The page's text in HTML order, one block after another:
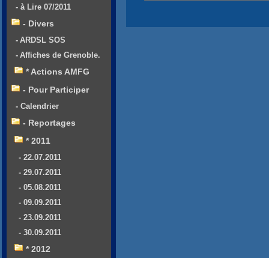
- à Lire 07/2011
- Divers
- ARDSL SOS
- Affiches de Grenoble.
* Actions AMFG
- Pour Participer
- Calendrier
- Reportages
* 2011
- 22.07.2011
- 29.07.2011
- 05.08.2011
- 09.09.2011
- 23.09.2011
- 30.09.2011
* 2012